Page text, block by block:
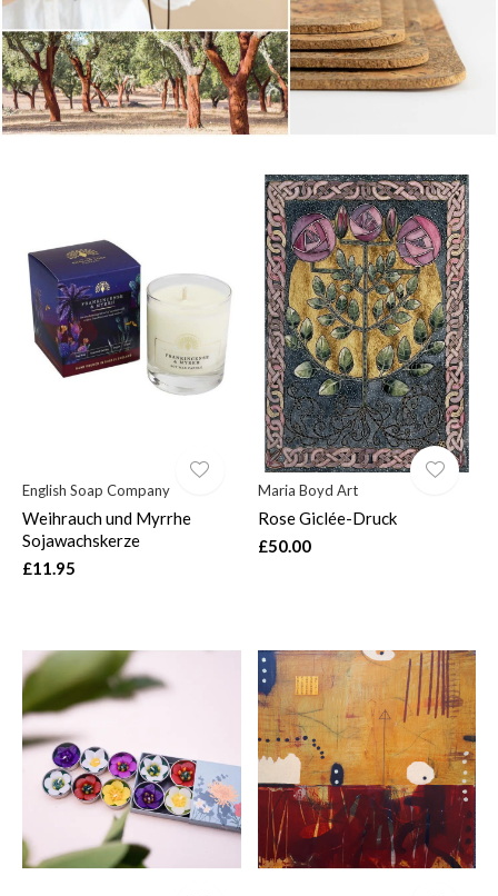
English Soap Company
Weihrauch und Myrrhe
Sojawachskerze
£11.95
Maria Boyd Art
Rose Giclée-Druck
£50.00